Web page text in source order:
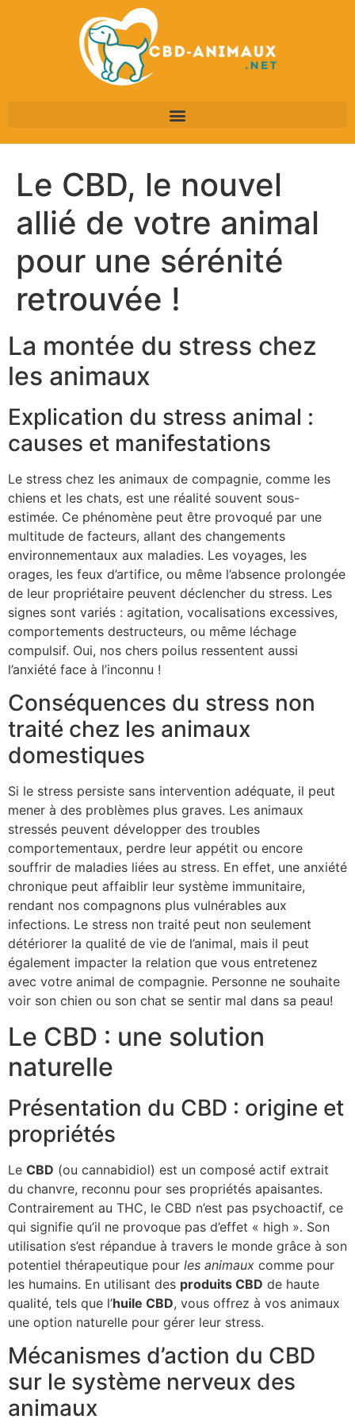
Le CBD, le nouvel
allié de votre animal
pour une sérénité
retrouvée !
La montée du stress chez
les animaux
Explication du stress animal :
causes et manifestations
Le stress chez les animaux de compagnie, comme les
chiens et les chats, est une réalité souvent sous-
estimée. Ce phénomène peut être provoqué par une
multitude de facteurs, allant des changements
environnementaux aux maladies. Les voyages, les
orages, les feux d’artifice, ou même l’absence prolongée
de leur propriétaire peuvent déclencher du stress. Les
signes sont variés : agitation, vocalisations excessives,
comportements destructeurs, ou même léchage
compulsif. Oui, nos chers poilus ressentent aussi
l’anxiété face à l’inconnu !
Conséquences du stress non
traité chez les animaux
domestiques
Si le stress persiste sans intervention adéquate, il peut
mener à des problèmes plus graves. Les animaux
stressés peuvent développer des troubles
comportementaux, perdre leur appétit ou encore
souffrir de maladies liées au stress. En effet, une anxiété
chronique peut affaiblir leur système immunitaire,
rendant nos compagnons plus vulnérables aux
infections. Le stress non traité peut non seulement
détériorer la qualité de vie de l’animal, mais il peut
également impacter la relation que vous entretenez
avec votre animal de compagnie. Personne ne souhaite
voir son chien ou son chat se sentir mal dans sa peau!
Le CBD : une solution
naturelle
Présentation du CBD : origine et
propriétés
Le CBD (ou cannabidiol) est un composé actif extrait
du chanvre, reconnu pour ses propriétés apaisantes.
Contrairement au THC, le CBD n’est pas psychoactif, ce
qui signifie qu’il ne provoque pas d’effet « high ». Son
utilisation s’est répandue à travers le monde grâce à son
potentiel thérapeutique pour les animaux comme pour
les humains. En utilisant des produits CBD de haute
qualité, tels que l’huile CBD, vous offrez à vos animaux
une option naturelle pour gérer leur stress.
Mécanismes d’action du CBD
sur le système nerveux des
animaux